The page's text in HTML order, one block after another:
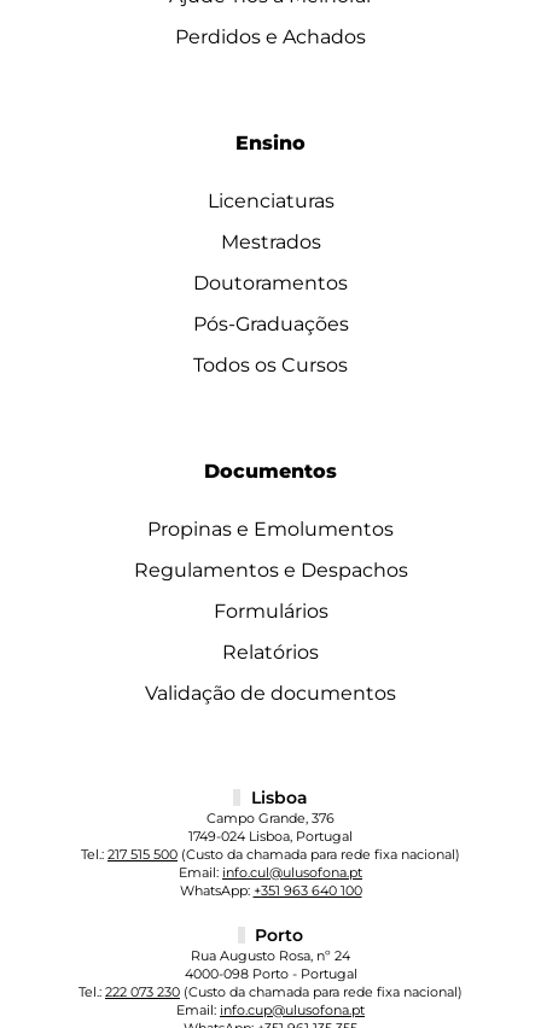
Perdidos e Achados
Ensino
Licenciaturas
Mestrados
Doutoramentos
Pós-Graduações
Todos os Cursos
Documentos
Propinas e Emolumentos
Regulamentos e Despachos
Formulários
Relatórios
Validação de documentos
Lisboa
Campo Grande, 376
1749-024 Lisboa, Portugal
Tel.: 217 515 500 (Custo da chamada para rede fixa nacional)
Email: info.cul@ulusofona.pt
WhatsApp: +351 963 640 100
Porto
Rua Augusto Rosa, nº 24
4000-098 Porto - Portugal
Tel.: 222 073 230 (Custo da chamada para rede fixa nacional)
Email: info.cup@ulusofona.pt